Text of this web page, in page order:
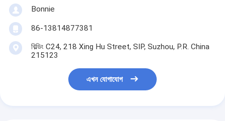
Bonnie
86-13814877381
বিল্ডিং C24, 218 Xing Hu Street, SIP, Suzhou, P.R. China
215123
এখন যোগাযোগ